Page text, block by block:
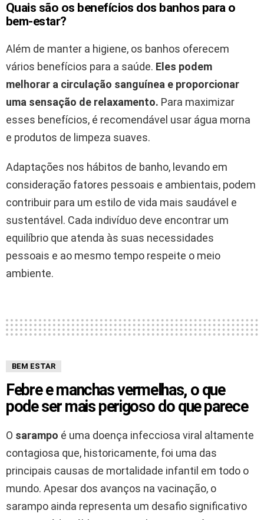
Quais são os benefícios dos banhos para o
bem-estar?
Além de manter a higiene, os banhos oferecem
vários benefícios para a saúde. Eles podem
melhorar a circulação sanguínea e proporcionar
uma sensação de relaxamento. Para maximizar
esses benefícios, é recomendável usar água morna
e produtos de limpeza suaves.
Adaptações nos hábitos de banho, levando em
consideração fatores pessoais e ambientais, podem
contribuir para um estilo de vida mais saudável e
sustentável. Cada indivíduo deve encontrar um
equilíbrio que atenda às suas necessidades
pessoais e ao mesmo tempo respeite o meio
ambiente.
BEM ESTAR
Febre e manchas vermelhas, o que
pode ser mais perigoso do que parece
O sarampo é uma doença infecciosa viral altamente
contagiosa que, historicamente, foi uma das
principais causas de mortalidade infantil em todo o
mundo. Apesar dos avanços na vacinação, o
sarampo ainda representa um desafio significativo